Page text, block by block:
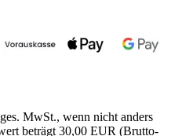
MwSt., wenn nicht anders
beträgt 30,00 EUR (Brutto-